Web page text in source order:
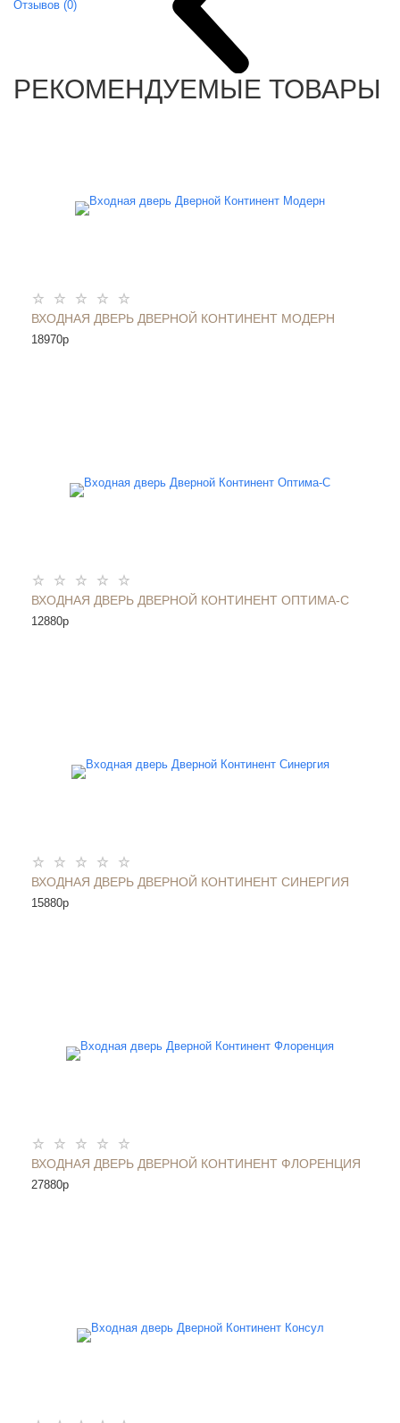
Отзывов (0)
РЕКОМЕНДУЕМЫЕ ТОВАРЫ
ВХОДНАЯ ДВЕРЬ ДВЕРНОЙ КОНТИНЕНТ МОДЕРН
18970p
ВХОДНАЯ ДВЕРЬ ДВЕРНОЙ КОНТИНЕНТ ОПТИМА-С
12880p
ВХОДНАЯ ДВЕРЬ ДВЕРНОЙ КОНТИНЕНТ СИНЕРГИЯ
15880p
ВХОДНАЯ ДВЕРЬ ДВЕРНОЙ КОНТИНЕНТ ФЛОРЕНЦИЯ
27880p